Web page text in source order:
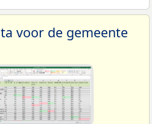
voor de gemeente